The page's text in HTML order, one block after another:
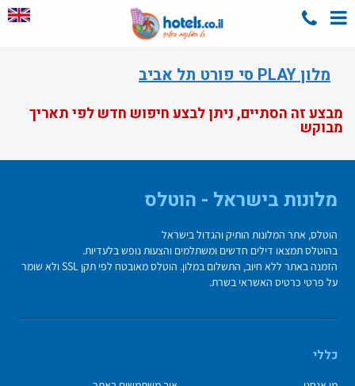
מלון PLAY סי פורט תל אביב
מבצע זה הסתיים, ניתן לבצע חיפוש חדש לפי תאריך
מבוקש
מלונות בישראל - הוטלס
הוטלס, אתר המלונות הותיק והגדול בישראל
בהוטלס תמצאו דילים חדשים ומשתלמים והצעות נופש בלעדיות.
הזמנה באתר ללא חיוב, התשלום במלון. הוטלס מאובטח לפי תקן SSL ולא שומר
על פרטי כרטיס האשראי בשרת.
כללי